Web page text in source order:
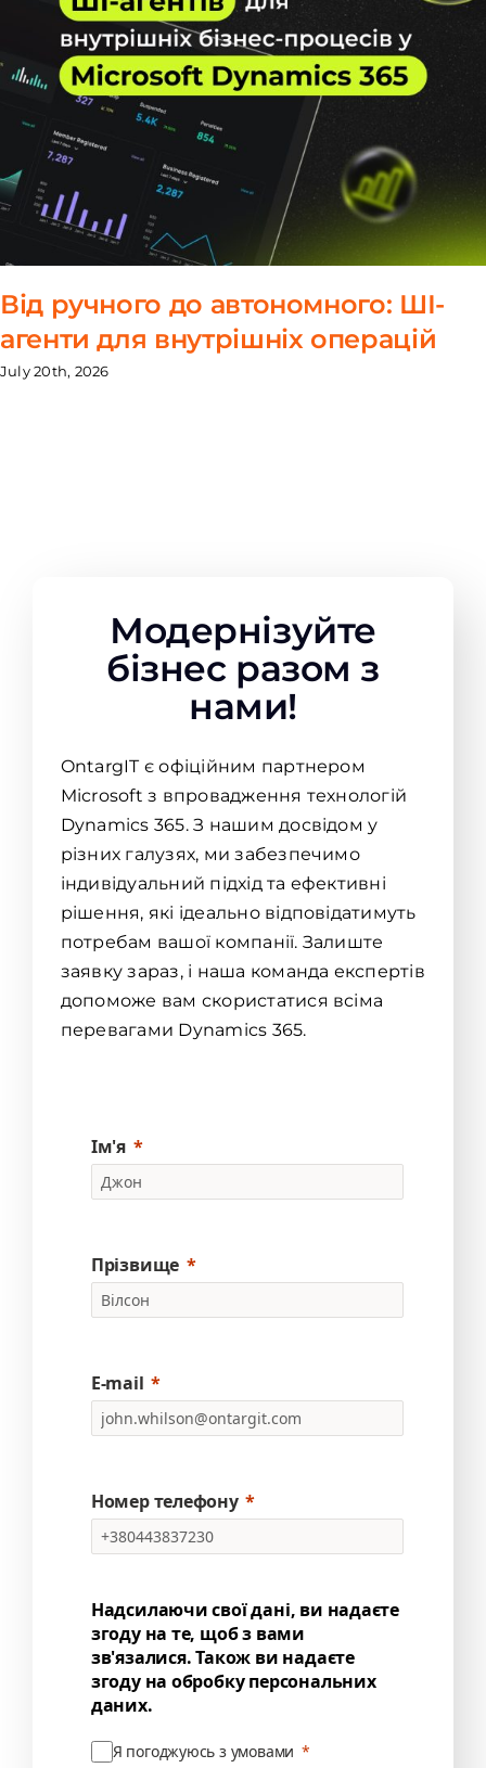
Від ручного до автономного: ШІ-
агенти для внутрішніх операцій
July 20th, 2026
Модернізуйте
бізнес разом з
нами!
OntargIT є офіційним партнером
Microsoft з впровадження технологій
Dynamics 365. З нашим досвідом у
різних галузях, ми забезпечимо
індивідуальний підхід та ефективні
рішення, які ідеально відповідатимуть
потребам вашої компанії. Залиште
заявку зараз, і наша команда експертів
допоможе вам скористатися всіма
перевагами Dynamics 365.
Ім'я
Прізвище
E-mail
Номер телефону
Надсилаючи свої дані, ви надаєте
згоду на те, щоб з вами
зв'язалися. Також ви надаєте
згоду на обробку персональних
даних.
Я погоджуюсь з умовами